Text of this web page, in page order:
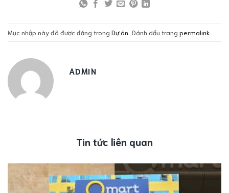
Mục nhập này đã được đăng trong Dự án . Đánh dấu trang permalink
ADMIN
Tin tức liên quan